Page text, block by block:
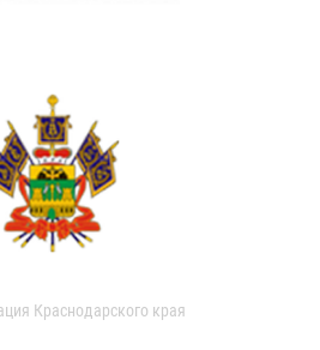
Краснодарского края